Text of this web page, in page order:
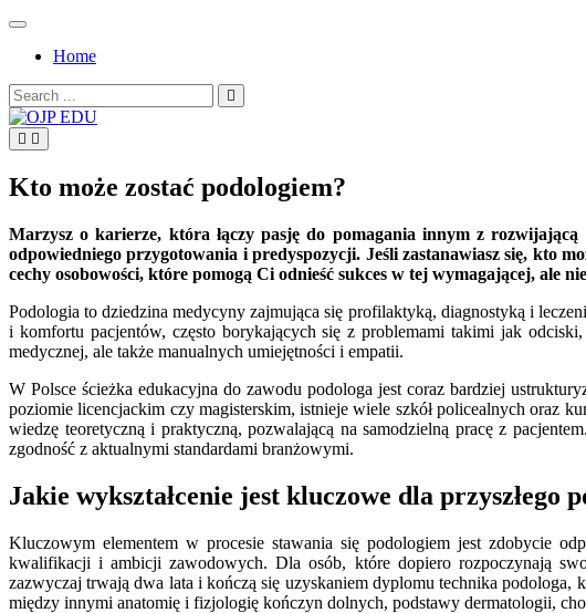
Skip
contentHome
Search
for:
OJP EDU
Kto może zostać podologiem?
Marzysz o karierze, która łączy pasję do pomagania innym z
odpowiedniego przygotowania i predyspozycji. Jeśli zastanawiasz się, kto
cechy osobowości, które pomogą Ci odnieść sukces w tej wymagającej, ale
Podologia to dziedzina medycyny zajmująca się profilaktyką, diagnostyką i
i komfortu pacjentów, często borykających się z problemami takimi jak
medycznej, ale także manualnych umiejętności i empatii.
W Polsce ścieżka edukacyjna do zawodu podologa jest coraz bardziej
poziomie licencjackim czy magisterskim, istnieje wiele szkół policealnych oraz
wiedzę teoretyczną i praktyczną, pozwalającą na samodzielną pracę z
zgodność z aktualnymi standardami branżowymi.
Jakie wykształcenie jest kluczowe dla przyszłego
Kluczowym elementem w procesie stawania się podologiem jest zdobycie
kwalifikacji i ambicji zawodowych. Dla osób, które dopiero rozpoczynają
zazwyczaj trwają dwa lata i kończą się uzyskaniem dyplomu technika
między innymi anatomię i fizjologię kończyn dolnych, podstawy dermatologii,